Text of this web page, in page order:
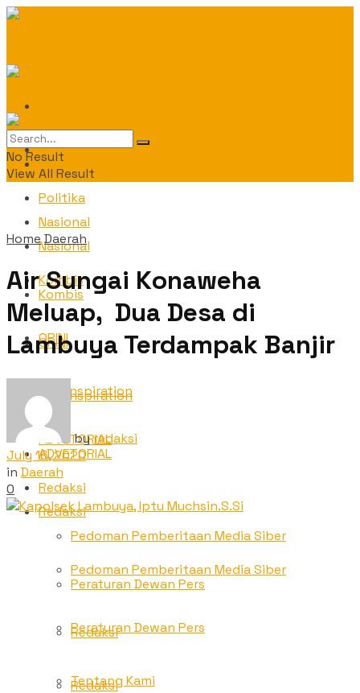
Politika
Nasional
Kombis
OPINI
TNC Inspiration
ADVETORIAL
Redaksi
Pedoman Pemberitaan Media Siber
Peraturan Dewan Pers
Redaksi
Daerah
Politika
Nasional
Kombis
OPINI
TNC Inspiration
ADVETORIAL
Redaksi
Pedoman Pemberitaan Media Siber
Peraturan Dewan Pers
Redaksi
Tentang Kami
No Result
View All Result
HomeDaerah
Air Sungai Konaweha
Meluap, Dua Desa di
Lambuya Terdampak Banjir
byredaksi
July 16, 2020
in Daerah
0